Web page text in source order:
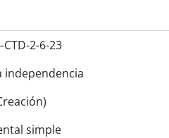
CTD-2-6-23
independencia
simple